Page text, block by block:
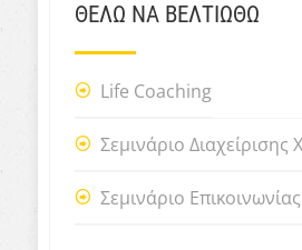
ΘΕΛΩ ΝΑ ΒΕΛΤΙΩΘΩ
Life Coaching
Σεμινάριο Διαχείρισης
Σεμινάριο